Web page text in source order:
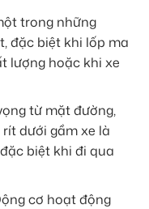
trong những
đặc biệt khi lốp ma
lượng hoặc khi xe
từ mặt đường,
dưới gầm xe là
biệt khi đi qua
cơ hoạt động